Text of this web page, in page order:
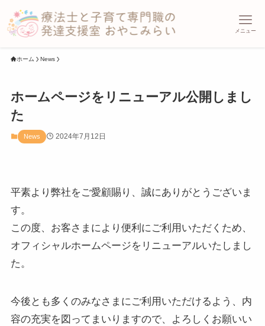
メニュー
ホーム News
ホームページをリニューアル公開しまし
た
News 2024年7月12日
平素より弊社をご愛顧賜り、誠にありがとうございま
す。
この度、お客さまにより便利にご利用いただくため、
オフィシャルホームページをリニューアルいたしまし
た。
今後とも多くのみなさまにご利用いただけるよう、内
容の充実を図ってまいりますので、よろしくお願いい